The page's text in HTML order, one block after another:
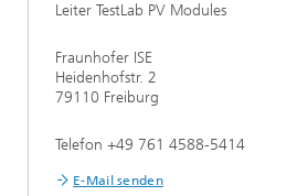
Leiter TestLab PV Modules
Fraunhofer ISE
Heidenhofstr. 2
79110 Freiburg
Telefon +49 761 4588-5414
E-Mail senden